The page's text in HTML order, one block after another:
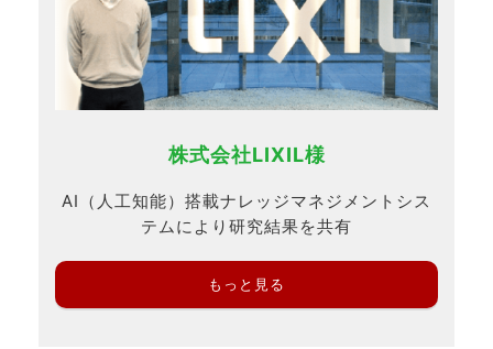
株式会社LIXIL様
AI（人工知能）搭載ナレッジマネジメントシス
テムにより研究結果を共有
もっと見る